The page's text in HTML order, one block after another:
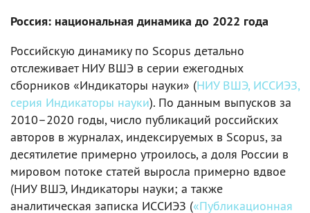
Россия: национальная динамика до 2022 года
Российскую динамику по Scopus детально
отслеживает НИУ ВШЭ в серии ежегодных
сборников «Индикаторы науки» (НИУ ВШЭ, ИССИЭЗ,
серия Индикаторы науки). По данным выпусков за
2010–2020 годы, число публикаций российских
авторов в журналах, индексируемых в Scopus, за
десятилетие примерно утроилось, а доля России в
мировом потоке статей выросла примерно вдвое
(НИУ ВШЭ, Индикаторы науки; а также
аналитическая записка ИССИЭЗ («Публикационная